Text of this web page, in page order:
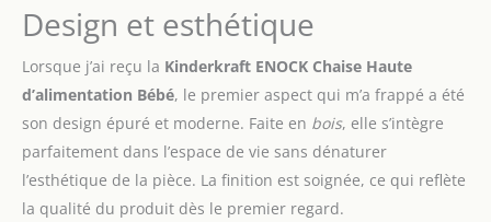
être aussi utilisée comme
chaise de bureau . Elle
convient aux différentes
tables dans la cuisine
SÉCURITÉ: harnais à 3-
points sur la chaise
haute (possibilité de son
démontage), construction
stable – le bois de hêtre
Design et esthétique
Lorsque j’ai reçu la Kinderkraft ENOCK Chaise Haute
d’alimentation Bébé, le premier aspect qui m’a frappé a été
son design épuré et moderne. Faite en bois, elle s’intègre
parfaitement dans l’espace de vie sans dénaturer
l’esthétique de la pièce. La finition est soignée, ce qui reflète
la qualité du produit dès le premier regard.